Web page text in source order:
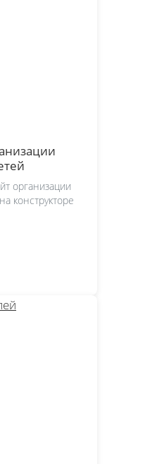
организации
конструкторе